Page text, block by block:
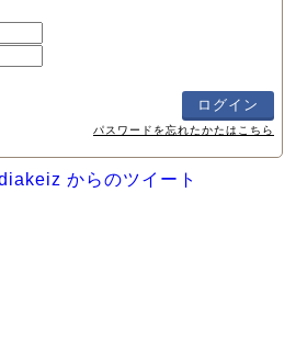
パスワードを忘れたかたはこちら
からのツイート